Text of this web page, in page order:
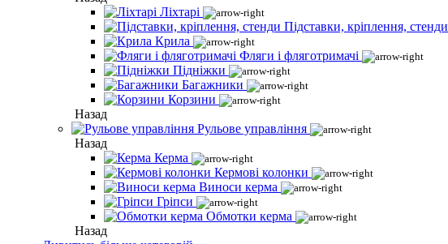
Ліхтарі
Підставки, кріплення, стенди
Крила
Фляги і фляготримачі
Підніжки
Багажники
Корзини
Назад
Рульове управління
Назад
Керма
Кермові колонки
Виноси керма
Гріпси
Обмотки керма
Назад